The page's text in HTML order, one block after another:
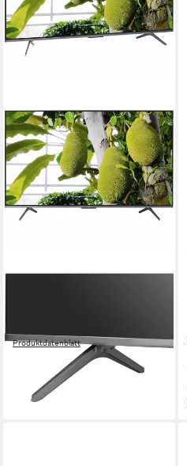
Produktdatenblatt
mtl. in 48 Raten
in 8-10 Werktagen bei dir